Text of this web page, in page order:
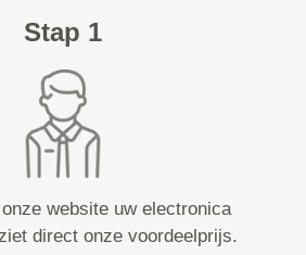
Stap 1
website uw electronica
direct onze voordeelprijs.